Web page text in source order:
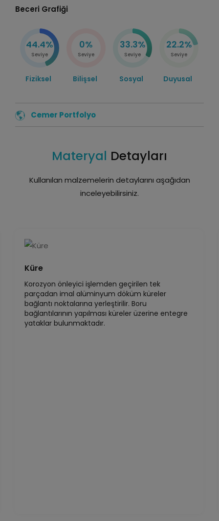
Beceri Grafiği
44.4%
Seviye
Fiziksel
0%
Seviye
Bilişsel
33.3%
Seviye
Sosyal
22.2%
Seviye
Duyusal
Cemer Portfolyo
Materyal Detayları
Kullanılan malzemelerin detaylarını aşağıdan
inceleyebilirsiniz.
Küre
Korozyon önleyici işlemden geçirilen tek
parçadan imal alüminyum döküm küreler
bağlantı noktalarına yerleştirilir. Boru
bağlantılarının yapılması küreler üzerine entegre
yataklar bulunmaktadır.